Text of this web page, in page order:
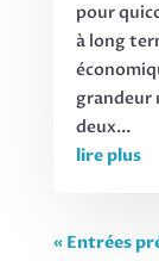
pour
à long
grandeur
deux...
lire plus
« Entrées